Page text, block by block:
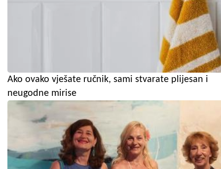
Ako ovako vješate ručnik, sami stvarate plijesan i
neugodne mirise